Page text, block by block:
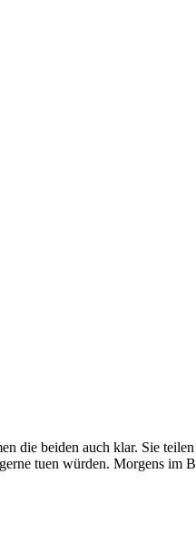
die beiden auch klar. Sie
tuen würden. Morgens im